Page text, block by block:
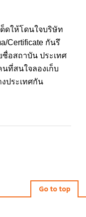
ด็ดให้โดนใจบริษัท
Certificate กันรึ
ชื่อสถาบัน ประเทศ
นที่สนใจลองเก็บ
ประเทศกัน
Go to top